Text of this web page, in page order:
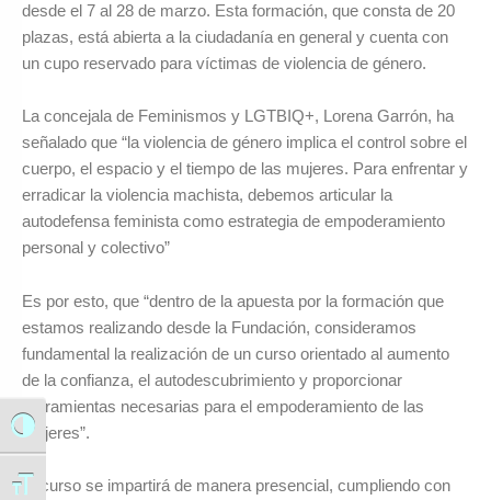
Alternar alto contraste
Alternar tamaño de letra
desde el 7 al 28 de marzo. Esta formación, que consta de 20
plazas, está abierta a la ciudadanía en general y cuenta con
un cupo reservado para víctimas de violencia de género.
La concejala de Feminismos y LGTBIQ+, Lorena Garrón, ha
señalado que “la violencia de género implica el control sobre el
cuerpo, el espacio y el tiempo de las mujeres. Para enfrentar y
erradicar la violencia machista, debemos articular la
autodefensa feminista como estrategia de empoderamiento
personal y colectivo”
Es por esto, que “dentro de la apuesta por la formación que
estamos realizando desde la Fundación, consideramos
fundamental la realización de un curso orientado al aumento
de la confianza, el autodescubrimiento y proporcionar
herramientas necesarias para el empoderamiento de las
mujeres”.
El curso se impartirá de manera presencial, cumpliendo con